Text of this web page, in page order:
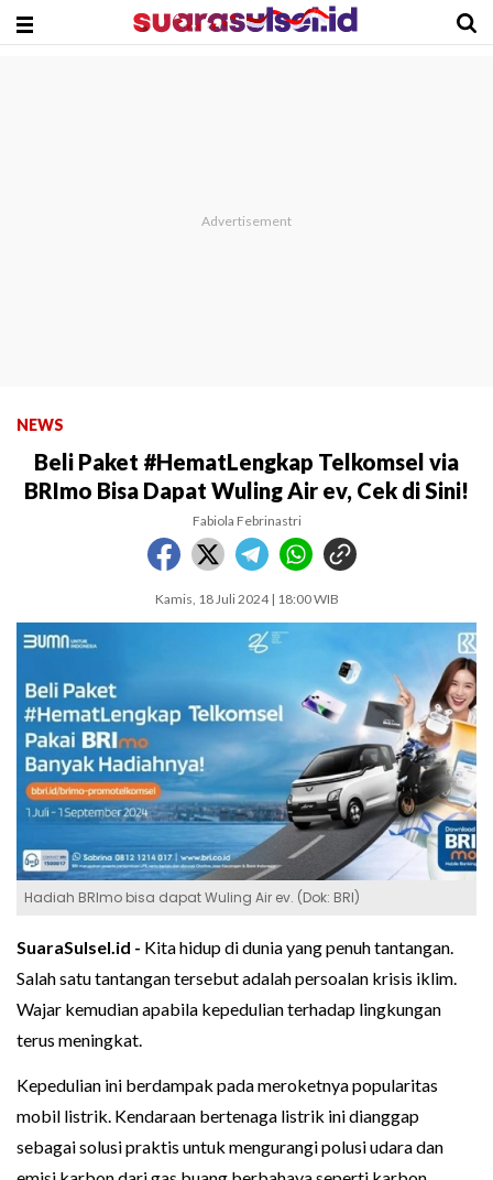
NEWS
Beli Paket #HematLengkap Telkomsel via
BRImo Bisa Dapat Wuling Air ev, Cek di Sini!
Fabiola Febrinastri
Kamis, 18 Juli 2024 | 18:00 WIB
Hadiah BRImo bisa dapat Wuling Air ev. (Dok: BRI)
SuaraSulsel.id - Kita hidup di dunia yang penuh tantangan.
Salah satu tantangan tersebut adalah persoalan krisis iklim.
Wajar kemudian apabila kepedulian terhadap lingkungan
terus meningkat.
Kepedulian ini berdampak pada meroketnya popularitas
mobil listrik. Kendaraan bertenaga listrik ini dianggap
sebagai solusi praktis untuk mengurangi polusi udara dan